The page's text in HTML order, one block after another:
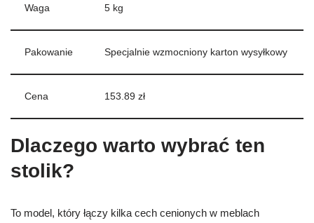
Waga 5 kg
Pakowanie Specjalnie wzmocniony karton wysyłkowy
Cena 153.89 zł
Dlaczego warto wybrać ten
stolik?
To model, który łączy kilka cech cenionych w meblach